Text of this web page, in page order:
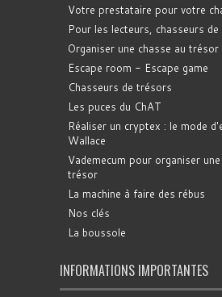
Votre prestataire pour votre
Pour les lecteurs, chasseurs
Organiser une chasse au trésor
Escape room - Escape game
Chasseurs de trésors
Les puces du ChAT
Réaliser un cryptex : le mode
Wallace
Vademecum pour organiser
trésor
La machine à faire des rébus
Nos clés
La boussole
INFORMATIONS IMPORTANTES